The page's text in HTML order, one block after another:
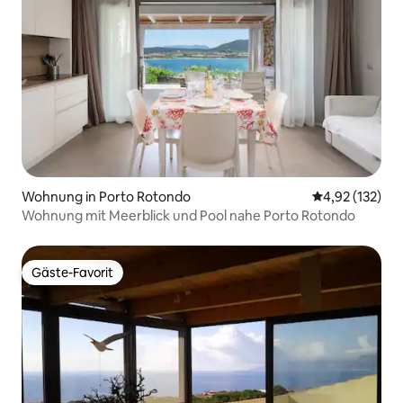
Wohnung in Porto Rotondo
4,92 (132)
Wohnung mit Meerblick und Pool nahe Porto Rotondo
Gäste-Favorit
Gäste-Favorit